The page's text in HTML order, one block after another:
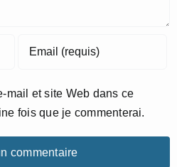
mail et site Web dans ce
fois que je commenterai.